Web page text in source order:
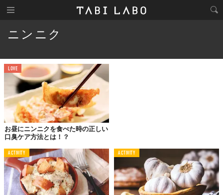
ニンニク
LOVE
お昼にニンニクを食べた時の正しい
口臭ケア方法とは！？
ACTIVITY ACTIVITY